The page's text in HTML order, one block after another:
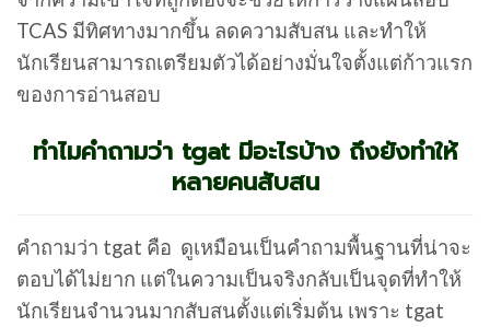
TCAS มีทิศทางมากขึ้น ลดความสับสน และทำให้
นักเรียนสามารถเตรียมตัวได้อย่างมั่นใจตั้งแต่ก้าวแรก
ของการอ่านสอบ
ทำไมคำถามว่า tgat มีอะไรบ้าง ถึงยังทำให้
หลายคนสับสน
คำถามว่า tgat คือ ดูเหมือนเป็นคำถามพื้นฐานที่น่าจะ
ตอบได้ไม่ยาก แต่ในความเป็นจริงกลับเป็นจุดที่ทำให้
นักเรียนจำนวนมากสับสนตั้งแต่เริ่มต้น เพราะ tgat